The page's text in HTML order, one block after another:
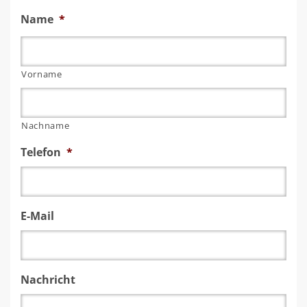
Name *
Vorname
Nachname
Telefon *
E-Mail
Nachricht